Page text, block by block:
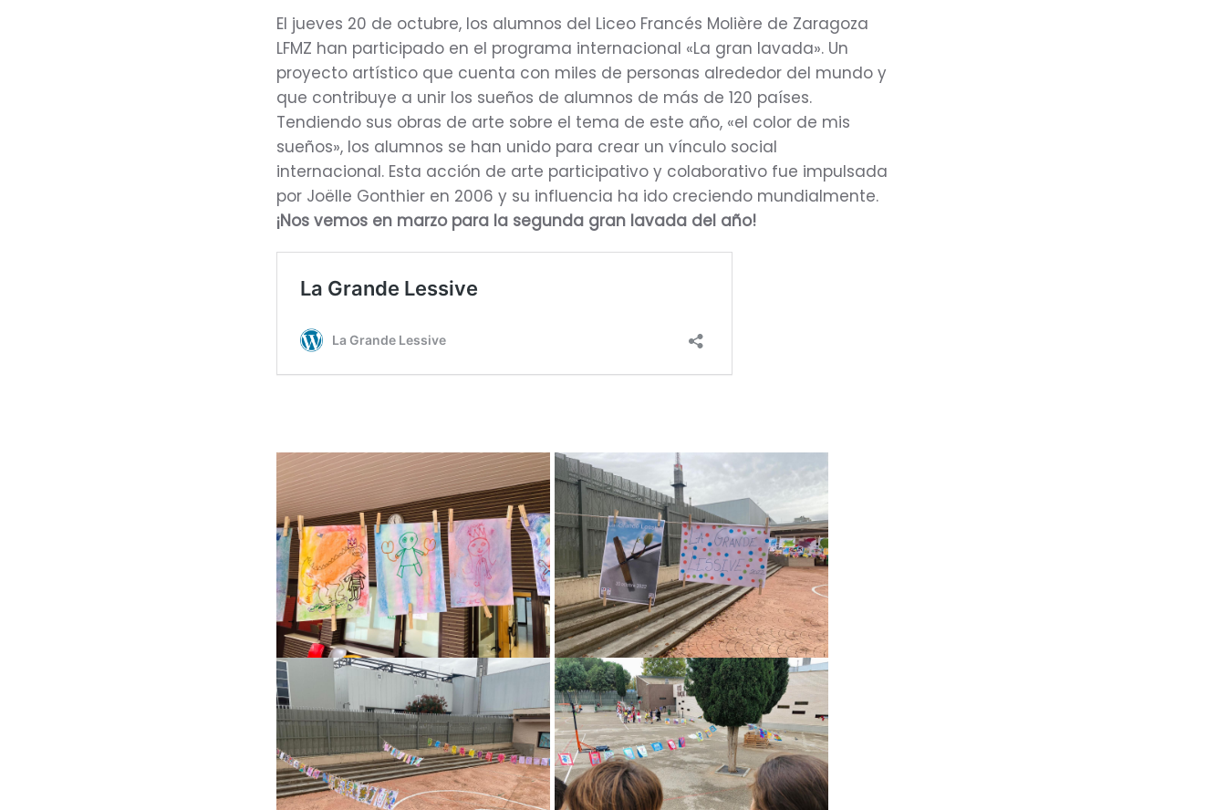
El jueves 20 de octubre, los alumnos del Liceo Francés Molière de Zaragoza
LFMZ han participado en el programa internacional «La gran lavada». Un
proyecto artístico que cuenta con miles de personas alrededor del mundo y
que contribuye a unir los sueños de alumnos de más de 120 países.
Tendiendo sus obras de arte sobre el tema de este año, «el color de mis
sueños», los alumnos se han unido para crear un vínculo social
internacional. Esta acción de arte participativo y colaborativo fue impulsada
por Joëlle Gonthier en 2006 y su influencia ha ido creciendo mundialmente.
¡Nos vemos en marzo para la segunda gran lavada del año!